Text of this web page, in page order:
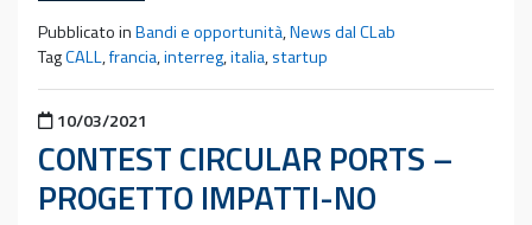
Pubblicato inBandi e opportunità,News dal CLab
TagCALL,francia,interreg,italia,startup
Pubblicato il
10/03/2021
CONTEST CIRCULAR PORTS –
PROGETTO IMPATTI-NO